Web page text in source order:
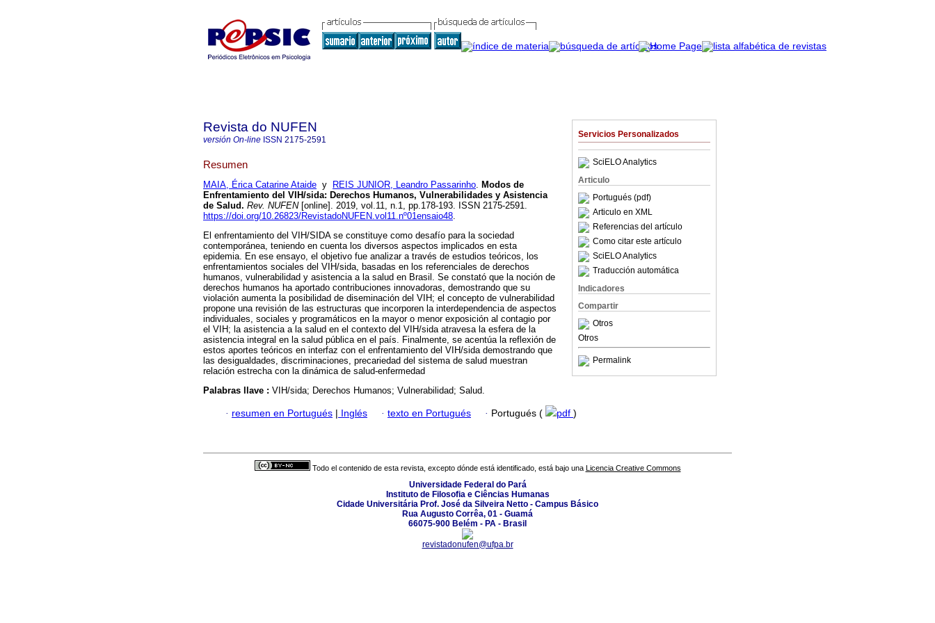
Servicios Personalizados
SciELO Analytics
Articulo
Portugués (pdf)
Articulo en XML
Referencias del artículo
Como citar este artículo
SciELO Analytics
Traducción automática
Indicadores
Compartir
Otros
Otros
Permalink
Revista do NUFEN
versión On-line ISSN 2175-2591
Resumen
MAIA, Érica Catarine Ataide y REIS JUNIOR, Leandro Passarinho. Modos de
Enfrentamiento del VIH/sida: Derechos Humanos, Vulnerabilidades y Asistencia
de Salud. Rev. NUFEN[online]. 2019, vol.11, n.1, pp.178-193. ISSN 2175-2591.
https://doi.org/10.26823/RevistadoNUFEN.vol11.nº01ensaio48.
El enfrentamiento del VIH/SIDA se constituye como desafío para la sociedad
contemporánea, teniendo en cuenta los diversos aspectos implicados en esta
epidemia. En ese ensayo, el objetivo fue analizar a través de estudios teóricos, los
enfrentamientos sociales del VIH/sida, basadas en los referenciales de derechos
humanos, vulnerabilidad y asistencia a la salud en Brasil. Se constató que la noción de
derechos humanos ha aportado contribuciones innovadoras, demostrando que su
violación aumenta la posibilidad de diseminación del VIH; el concepto de vulnerabilidad
propone una revisión de las estructuras que incorporen la interdependencia de aspectos
individuales, sociales y programáticos en la mayor o menor exposición al contagio por
el VIH; la asistencia a la salud en el contexto del VIH/sida atravesa la esfera de la
asistencia integral en la salud pública en el país. Finalmente, se acentúa la reflexión de
estos aportes teóricos en interfaz con el enfrentamiento del VIH/sida demostrando que
las desigualdades, discriminaciones, precariedad del sistema de salud muestran
relación estrecha con la dinámica de salud-enfermedad
Palabras llave : VIH/sida; Derechos Humanos; Vulnerabilidad; Salud.
· resumen en Portugués | Inglés · texto en Portugués · Portugués ( pdf )
Todo el contenido de esta revista, excepto dónde está identificado, está bajo una Licencia Creative Commons
Universidade Federal do Pará
Instituto de Filosofia e Ciências Humanas
Cidade Universitária Prof. José da Silveira Netto - Campus Básico
Rua Augusto Corrêa, 01 - Guamá
66075-900 Belém - PA - Brasil
revistadonufen@ufpa.br